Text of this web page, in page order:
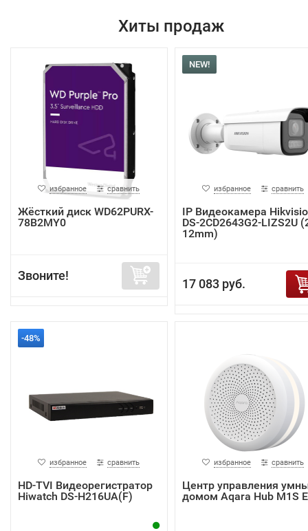
Хиты продаж
избранное сравнить
Жёсткий диск WD62PURX-
78B2MY0
Звоните!
NEW!
избранное сравнить
IP Видеокамера
DS-2CD2643G2-LIZS2U
12mm)
17 083 руб.
-48%
избранное сравнить
HD-TVI Видеорегистратор
Hiwatch DS-H216UA(F)
избранное сравнить
Центр управления
домом Aqara Hub M1S